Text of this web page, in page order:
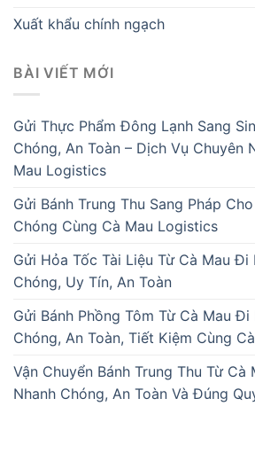
Xuất khẩu chính ngạch
BÀI VIẾT MỚI
Gửi Thực Phẩm Đông Lạnh Sang
Chóng, An Toàn – Dịch Vụ Chuyên
Mau Logistics
Gửi Bánh Trung Thu Sang Pháp
Chóng Cùng Cà Mau Logistics
Gửi Hỏa Tốc Tài Liệu Từ Cà Mau Đi
Chóng, Uy Tín, An Toàn
Gửi Bánh Phồng Tôm Từ Cà Mau Đi
Chóng, An Toàn, Tiết Kiệm Cùng
Vận Chuyển Bánh Trung Thu Từ Cà
Nhanh Chóng, An Toàn Và Đúng